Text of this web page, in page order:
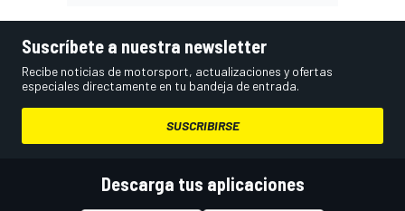
Suscríbete a nuestra newsletter
Recibe noticias de motorsport, actualizaciones y ofertas
especiales directamente en tu bandeja de entrada.
SUSCRIBIRSE
Descarga tus aplicaciones